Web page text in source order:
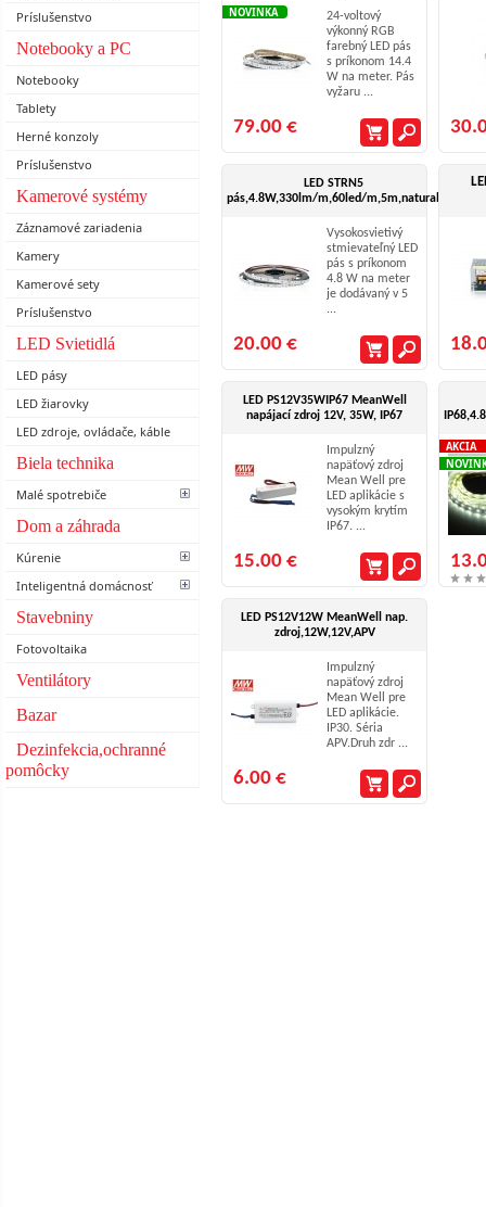
Príslušenstvo
Notebooky a PC
Notebooky
Tablety
Herné konzoly
Príslušenstvo
Kamerové systémy
Záznamové zariadenia
Kamery
Kamerové sety
Príslušenstvo
LED Svietidlá
LED pásy
LED žiarovky
LED zdroje, ovládače, káble
Biela technika
Malé spotrebiče
Dom a záhrada
Kúrenie
Inteligentná domácnosť
Stavebniny
Fotovoltaika
Ventilátory
Bazar
Dezinfekcia,ochranné
pomôcky
NOVINKA
24-voltový
výkonný RGB
farebný LED pás
s príkonom 14.4
W na meter. Pás
vyžaru ...
79.00 €
LED STRN5
pás,4.8W,330lm/m,60led/m,5m,natural
Vysokosvietivý
stmievateľný LED
pás s príkonom
4.8 W na meter
je dodávaný v 5
...
20.00 €
LED PS12V35WIP67 MeanWell
napájací zdroj 12V, 35W, IP67
Impulzný
napäťový zdroj
Mean Well pre
LED aplikácie s
vysokým krytím
IP67. ...
15.00 €
AKCIA
LED PS12V12W MeanWell nap.
zdroj,12W,12V,APV
Impulzný
napäťový zdroj
Mean Well pre
LED aplikácie.
IP30. Séria
APV.Druh zdr ...
6.00 €